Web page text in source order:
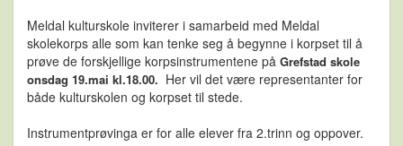
Meldal kulturskole inviterer i samarbeid med Meldal
skolekorps alle som kan tenke seg å begynne i korpset til å
prøve de forskjellige korpsinstrumentene på Grefstad skole
onsdag 19.mai kl.18.00. Her vil det være representanter for
både kulturskolen og korpset til stede.
Instrumentprøvinga er for alle elever fra 2.trinn og oppover.